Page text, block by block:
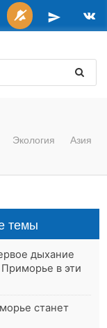
Экология Азия
темы
дыхание
в эти
станет